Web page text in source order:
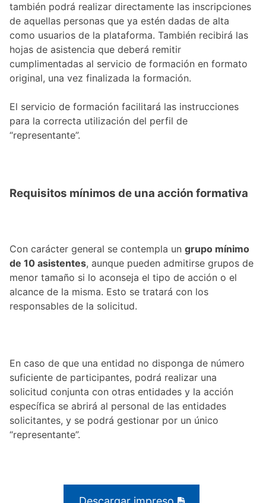
también podrá realizar directamente las inscripciones
de aquellas personas que ya estén dadas de alta
como usuarios de la plataforma. También recibirá las
hojas de asistencia que deberá remitir
cumplimentadas al servicio de formación en formato
original, una vez finalizada la formación.
El servicio de formación facilitará las instrucciones
para la correcta utilización del perfil de
“representante”.
Requisitos mínimos de una acción formativa
Con carácter general se contempla un grupo mínimo
de 10 asistentes, aunque pueden admitirse grupos de
menor tamaño si lo aconseja el tipo de acción o el
alcance de la misma. Esto se tratará con los
responsables de la solicitud.
En caso de que una entidad no disponga de número
suficiente de participantes, podrá realizar una
solicitud conjunta con otras entidades y la acción
específica se abrirá al personal de las entidades
solicitantes, y se podrá gestionar por un único
“representante”.